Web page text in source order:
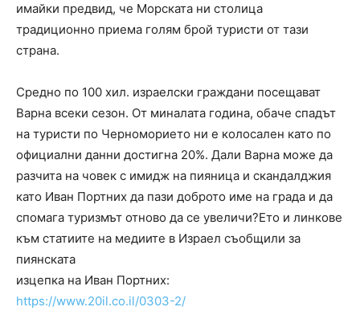
имайки предвид, че Морската ни столица
традиционно приема голям брой туристи от тази
страна.
Средно по 100 хил. израелски граждани посещават
Варна всеки сезон. От миналата година, обаче спадът
на туристи по Черноморието ни е колосален като по
официални данни достигна 20%. Дали Варна може да
разчита на човек с имидж на пияница и скандалджия
като Иван Портних да пази доброто име на града и да
спомага туризмът отново да се увеличи?Ето и линкове
към статиите на медиите в Израел съобщили за
пиянската
изцепка на Иван Портних:
https://www.20il.co.il/0303-2/